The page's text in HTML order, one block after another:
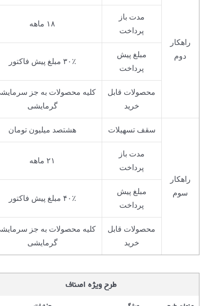
راهکار
دوم
مدت باز
پرداخت
۱۸ ماهه
مبلغ پیش
پرداخت
۳۰٪ مبلغ پیش فاکتور
محصولات قابل
خرید
کلیه محصولات به جز
گرمایشی
راهکار
سوم
سقف تسهیلات هشتصد میلیون تومان
مدت باز
پرداخت
۲۱ ماهه
مبلغ پیش
پرداخت
۴۰٪ مبلغ پیش فاکتور
محصولات قابل
خرید
کلیه محصولات به جز
گرمایشی
طرح ویژه اصناف